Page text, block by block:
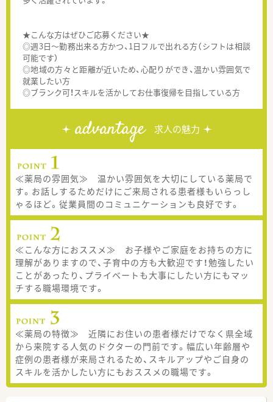
★こんな方はぜひご応募ください★
◎週3日～勤務出来る方かつ、1日フルで出れる方（シフトは相談
可能です）
◎地域の方々と距離が近いため、心配りができ、温かい雰囲気で
就業したい方
◎ブランク可！スキルを活かしてお仕事復帰を目指している方
advantage 求人の魅力
≪薬局の雰囲気≫ 温かい雰囲気を大切にしている薬局で
す。お話しするためだけにご来局される患者様もいらっし
ゃるほど。従業員間のコミュニケーションも良好です。
≪こんな方におススメ≫ お子様やご家庭をお持ちの方に
理解がありますので、子育中の方も大歓迎です！勉強したい
ことがあったり、プライベートも大事にしたい方にもマッ
チする職場環境です。
≪薬局の特徴≫ 近隣にお住いの患者様だけでなく県全域
から来院する人気のドクターの門前です。幅広い年齢層や
症例の患者様が来局されるため、スキルアップやご自身の
スキルを活かしたい方にもおススメの職場です。